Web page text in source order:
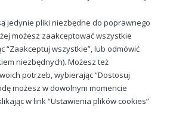
49,98 zł
nasze social media
jedynie pliki niezbędne do poprawnego
możesz zaakceptować wszystkie
“Zaakceptuj wszystkie”, lub odmówić
niezbędnych). Możesz też
potrzeb, wybierając “Dostosuj
możesz w dowolnym momencie
w link “Ustawienia plików cookies”